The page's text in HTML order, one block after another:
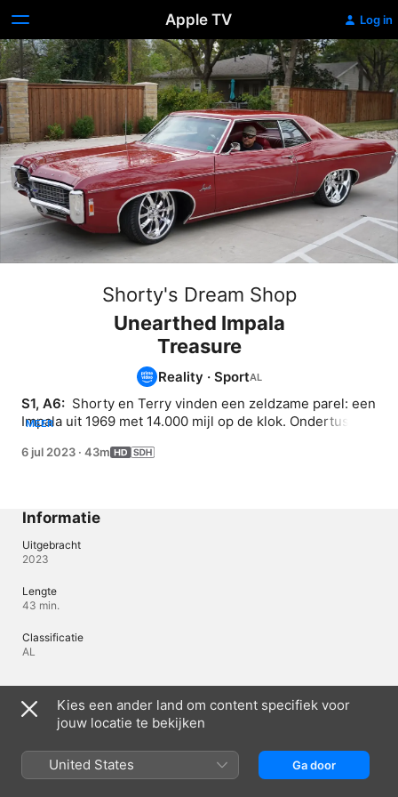
Apple TV Log in
Shorty's Dream Shop
Unearthed Impala
Treasure
Reality · Sport
S1, A6: Shorty en Terry vinden een zeldzame parel: een
Impala uit 1969 met 14.000 mijl op de klok. Ondertussen
MEER
6 jul 2023 · 43m
Informatie
Uitgebracht
2023
Lengte
43 min.
Classificatie
AL
Talen
Oorspronkelijke audio
Audio
Kies een ander land om content specifiek voor
jouw locatie te bekijken
United States Ga door